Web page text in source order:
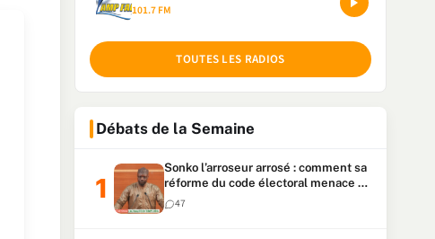
101.7 FM
TOUTES LES RADIOS
Débats de la Semaine
Sonko l’arroseur arrosé : comment sa
réforme du code électoral menace sa
candidature
47